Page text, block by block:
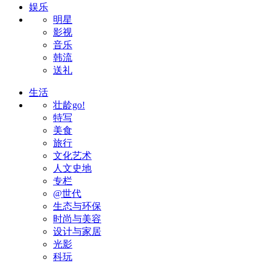
娱乐
明星
影视
音乐
韩流
送礼
生活
壮龄go!
特写
美食
旅行
文化艺术
人文史地
专栏
@世代
生态与环保
时尚与美容
设计与家居
光影
科玩